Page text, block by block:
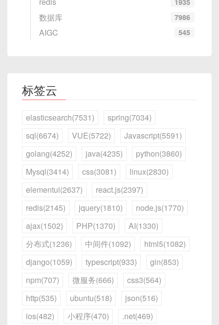
数据库 7986
AIGC 545
标签云
elasticsearch(7531)
spring(7034)
sql(6674)
VUE(5722)
Javascript(5591)
golang(4252)
java(4235)
python(3860)
Mysql(3414)
css(3081)
linux(2830)
elementui(2637)
react.js(2397)
redis(2145)
jquery(1810)
node.js(1770)
ajax(1502)
PHP(1370)
AI(1330)
分布式(1236)
中间件(1092)
html5(1082)
django(1059)
typescript(933)
gin(853)
npm(707)
微服务(666)
css3(564)
http(535)
ubuntu(518)
json(516)
ios(482)
小程序(470) .net(469)